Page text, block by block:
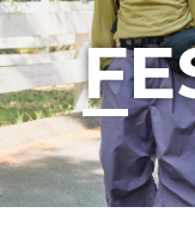
F